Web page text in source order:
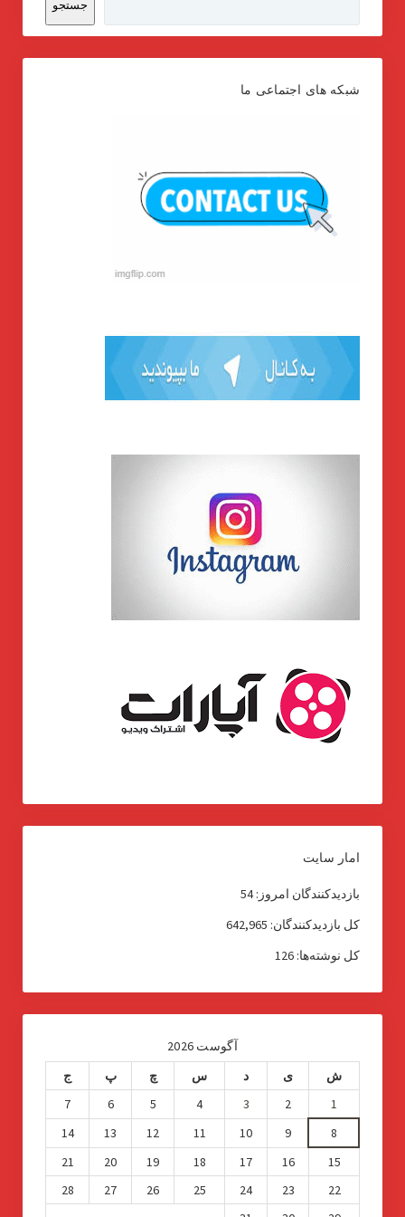
جستجو
شبکه های اجتماعی ما
امار سایت
بازدیدکنندگان امروز:54
کل بازدیدکنند‌گان: 642,965
کل نوشته‌ها: 126
آگوست 2026
ش
ی د س چ پ
ج
1
2
3
4
5
6
7
8
9
10
11
12
13
14
15
16
17
18
19
20
21
22
23
24
25
26
27
28